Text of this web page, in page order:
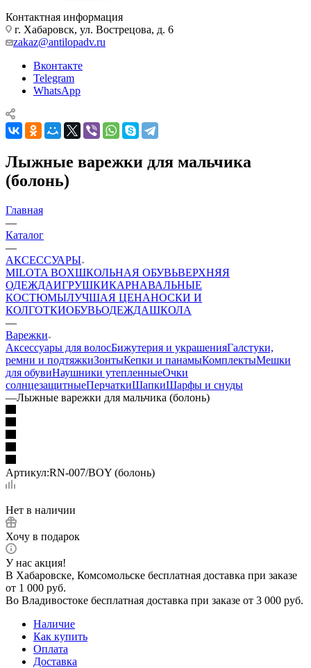
Контактная информация
г. Хабаровск, ул. Вострецова, д. 6
zakaz@antilopadv.ru
Вконтакте
Telegram
WhatsApp
Лыжные варежки для мальчика
(болонь)
Главная
—
Каталог
—
АКСЕССУАРЫ
MILOTA BOXШКОЛЬНАЯ ОБУВЬВЕРХНЯЯ
ОДЕЖДАИГРУШКИКАРНАВАЛЬНЫЕ
КОСТЮМЫЛУЧШАЯ ЦЕНАНОСКИ И
КОЛГОТКИОБУВЬОДЕЖДАШКОЛА
—
Варежки
Аксессуары для волосБижутерия и украшенияГалстуки,
ремни и подтяжкиЗонтыКепки и панамыКомплектыМешки
для обувиНаушники утепленныеОчки
солнцезащитныеПерчаткиШапкиШарфы и снуды
—Лыжные варежки для мальчика (болонь)
Артикул:RN-007/BOY (болонь)
Нет в наличии
Хочу в подарок
У нас акция!
В Хабаровске, Комсомольске бесплатная доставка при заказе
от 1 000 руб.
Во Владивостоке бесплатная доставка при заказе от 3 000 руб.
Наличие
Как купить
Оплата
Доставка